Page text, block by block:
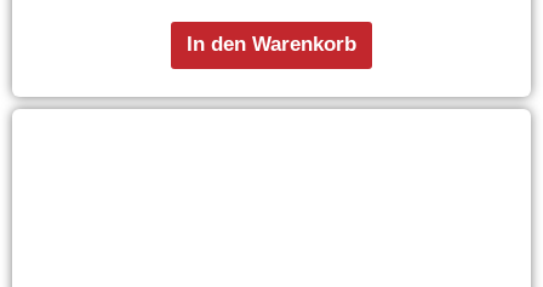
In den Warenkorb